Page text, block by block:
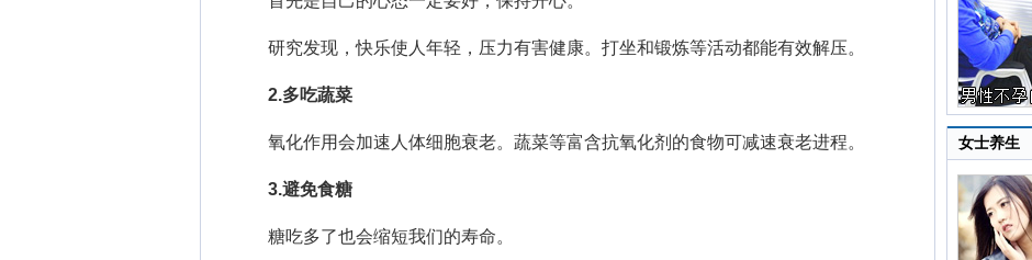
研究发现，快乐使人年轻，压力有害健康。打坐和锻炼等活动都能有效解压。
2.多吃蔬菜
氧化作用会加速人体细胞衰老。蔬菜等富含抗氧化剂的食物可减速衰老进程。
3.避免食糖
糖吃多了也会缩短我们的寿命。
女士养生